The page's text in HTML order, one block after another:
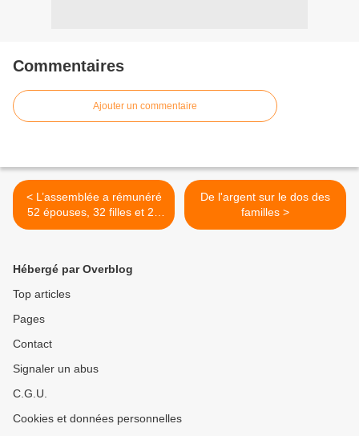
Commentaires
Ajouter un commentaire
< L’assemblée a rémunéré
52 épouses, 32 filles et 28
fils de députés en 2014
De l'argent sur le dos des
familles >
Hébergé par Overblog
Top articles
Pages
Contact
Signaler un abus
C.G.U.
Cookies et données personnelles